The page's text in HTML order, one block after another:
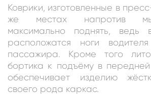
Коврики, изготовленные в
же местах напротив
максимально поднять, ведь
расположатся ноги
пассажира. Кроме того
бортика к подъёму в
обеспечивает изделию
своего рода каркас.